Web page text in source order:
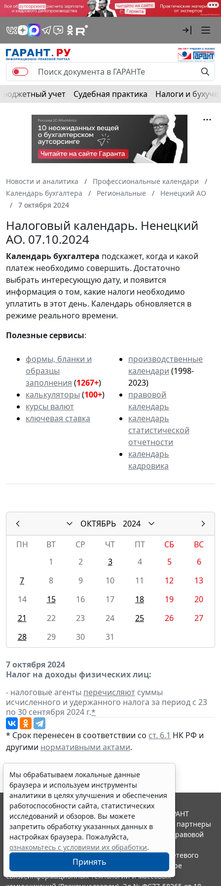
Бюджетный учет Судебная практика Налоги и
Новости и аналитика
Профессиональные календари
Календарь бухгалтера
Региональные
Ненецкий АО
7 октября 2024
Налоговый календарь. Ненецкий
АО. 07.10.2024
Календарьбухгалтера подскажет, когда и какой
платеж необходимо совершить. Достаточно
выбрать интересующую дату, и появится
информация о том, какие налоги необходимо
уплатить в этот день. Календарь обновляется в
режиме реального времени.
Полезные сервисы:
формы, бланки и
образцы
заполнения (1267+)
калькуляторы (100+)
курсы валют
ключевая ставка
производственные
календари (1998-
2023)
правовой
календарь
календарь
статистической
отчетности
календарь
кадровика
ОКТЯБРЬ
2024
ПН
ВТ СР ЧТ ПТ СБ
ВС
1
2 3 4 5
6
7
8 9 10 11 12
13
14
15 16 17 18 19
20
21
22 23 24 25 26
27
28
29 30 31
7 октября 2024
Налог на доходы физических лиц:
- налоговые агенты перечисляют суммы
исчисленного и удержанного налога за период с 23
по 30 сентября 2024 г.*
* Срок перенесен в соответствии со ст. 6.1 НК РФ и
другими нормативными актами.
Мы обрабатываем локальные данные
браузера и используем инструменты
аналитики в целях улучшения и обеспечения
работоспособности сайта, статистических
исследований и обзоров. Вы можете
запретить обработку указанных данных в
настройках браузера. Пожалуйста,
ознакомьтесь с условиями их обработки.
Принять
© ООО "НПП "ГАРАНТ-СЕРВИС", 2026. Система ГАРАНТ
выпускается с 1990 года. Компания "Гарант" и ее партнеры
являются участниками Российской ассоциации правовой
информации ГАРАНТ.
Портал ГАРАНТ.РУ зарегистрирован в качестве сетевого
издания Федеральной службой по надзору в сфере
связи,информационных технологий и массовых